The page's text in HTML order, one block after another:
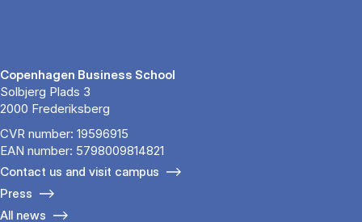
Copenhagen Business School
Solbjerg Plads 3
2000 Frederiksberg
CVR number: 19596915
EAN number: 5798009814821
Contact us and visit campus
Press
All news